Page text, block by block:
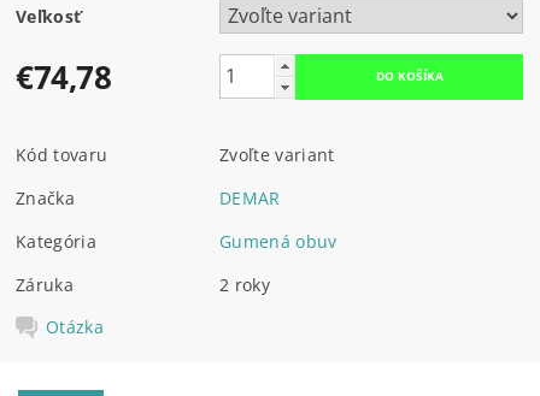
Veľkosť
€74,78
Kód tovaru
Zvoľte variant
Značka
DEMAR
Kategória
Gumená obuv
Záruka
2 roky
Otázka